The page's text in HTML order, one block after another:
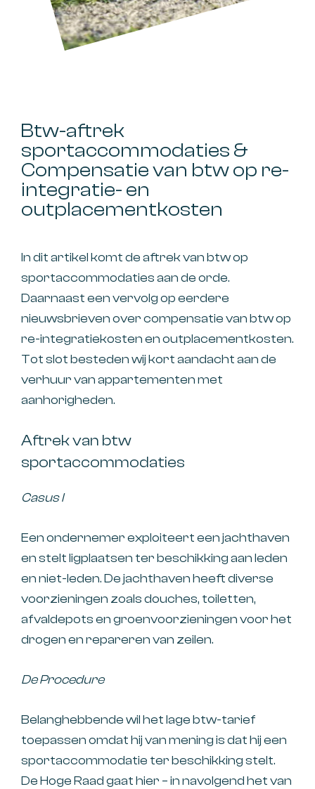
Btw-aftrek
sportaccommodaties &
Compensatie van btw op re-
integratie- en
outplacementkosten
In dit artikel komt de aftrek van btw op
sportaccommodaties aan de orde.
Daarnaast een vervolg op eerdere
nieuwsbrieven over compensatie van btw op
re-integratiekosten en outplacementkosten.
Tot slot besteden wij kort aandacht aan de
verhuur van appartementen met
aanhorigheden.
Aftrek van btw
sportaccommodaties
Casus I
Een ondernemer exploiteert een jachthaven
en stelt ligplaatsen ter beschikking aan leden
en niet-leden. De jachthaven heeft diverse
voorzieningen zoals douches, toiletten,
afvaldepots en groenvoorzieningen voor het
drogen en repareren van zeilen.
De Procedure
Belanghebbende wil het lage btw-tarief
toepassen omdat hij van mening is dat hij een
sportaccommodatie ter beschikking stelt.
De Hoge Raad gaat hier – in navolgend het van